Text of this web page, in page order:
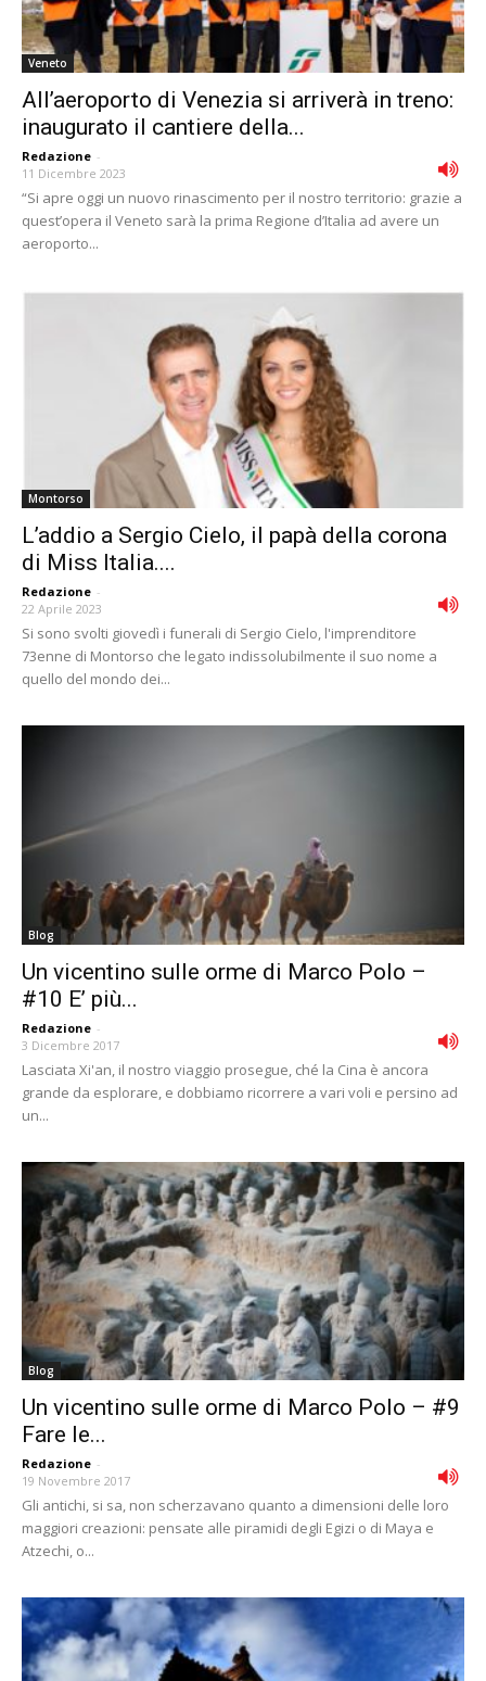
Veneto
All’aeroporto di Venezia si arriverà in treno:
inaugurato il cantiere della...
Redazione -
11 Dicembre 2023
“Si apre oggi un nuovo rinascimento per il nostro territorio: grazie a
quest’opera il Veneto sarà la prima Regione d’Italia ad avere un
aeroporto...
Montorso
L’addio a Sergio Cielo, il papà della corona
di Miss Italia....
Redazione -
22 Aprile 2023
Si sono svolti giovedì i funerali di Sergio Cielo, l'imprenditore
73enne di Montorso che legato indissolubilmente il suo nome a
quello del mondo dei...
Blog
Un vicentino sulle orme di Marco Polo –
#10 E’ più...
Redazione -
3 Dicembre 2017
Lasciata Xi'an, il nostro viaggio prosegue, ché la Cina è ancora
grande da esplorare, e dobbiamo ricorrere a vari voli e persino ad
un...
Blog
Un vicentino sulle orme di Marco Polo – #9
Fare le...
Redazione -
19 Novembre 2017
Gli antichi, si sa, non scherzavano quanto a dimensioni delle loro
maggiori creazioni: pensate alle piramidi degli Egizi o di Maya e
Atzechi, o...